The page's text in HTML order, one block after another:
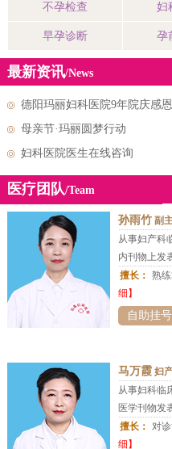
不孕检查 妇
早孕诊断 孕
最新资讯/News
德阳玛丽妇科医院9年院庆感
母亲节·玛丽圆梦行动
妇科医院医生在线咨询
医疗团队/Team
孙雨竹副
从事妇产科
内刊物上发
擅长： 熟
细】
自助挂号
马万霞妇
从事妇科临
医学刊物发
擅长： 对
细】